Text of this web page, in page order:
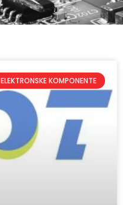
ELEKTRONSKE KOMPONENTE